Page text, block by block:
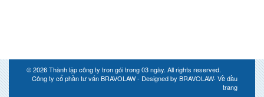
© 2026Thành lập công ty tron gói trong 03 ngày. All rights reserved.
Công ty cổ phần tư vấn BRAVOLAW - Designed by BRAVOLAW· Về đầu
trang